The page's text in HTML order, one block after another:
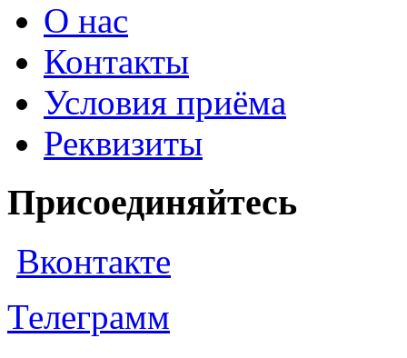
О нас
Контакты
Условия приёма
Реквизиты
Присоединяйтесь
Вконтакте
Телеграмм